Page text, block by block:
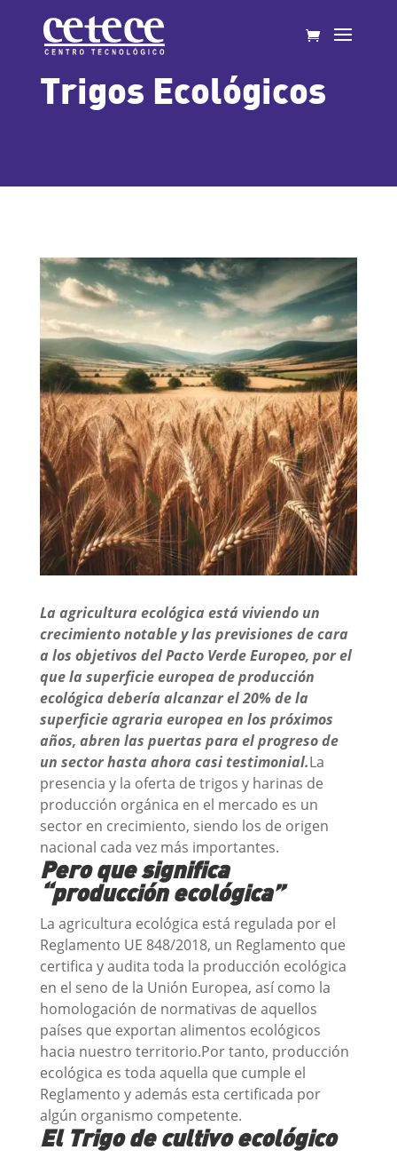
Trigos Ecológicos
La agricultura ecológica está viviendo un
crecimiento notable y las previsiones de cara
a los objetivos del Pacto Verde Europeo, por el
que la superficie europea de producción
ecológica debería alcanzar el 20% de la
superficie agraria europea en los próximos
años, abren las puertas para el progreso de
un sector hasta ahora casi testimonial.La
presencia y la oferta de trigos y harinas de
producción orgánica en el mercado es un
sector en crecimiento, siendo los de origen
nacional cada vez más importantes.
Pero que significa
“producción ecológica”
La agricultura ecológica está regulada por el
Reglamento UE 848/2018, un Reglamento que
certifica y audita toda la producción ecológica
en el seno de la Unión Europea, así como la
homologación de normativas de aquellos
países que exportan alimentos ecológicos
hacia nuestro territorio.Por tanto, producción
ecológica es toda aquella que cumple el
Reglamento y además esta certificada por
algún organismo competente.
El Trigo de cultivo ecológico